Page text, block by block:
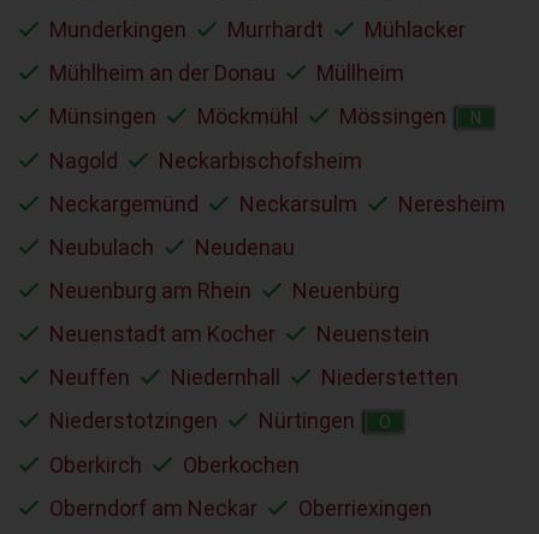
Munderkingen
Murrhardt
Mühlacker
Mühlheim an der Donau
Müllheim
Münsingen
Möckmühl Mössingen N
Nagold
Neckarbischofsheim
Neckargemünd
Neckarsulm
Neresheim
Neubulach
Neudenau
Neuenburg am Rhein
Neuenbürg
Neuenstadt am Kocher
Neuenstein
Neuffen
Niedernhall
Niederstetten
Niederstotzingen
Nürtingen O
Oberkirch
Oberkochen
Oberndorf am Neckar
Oberriexingen